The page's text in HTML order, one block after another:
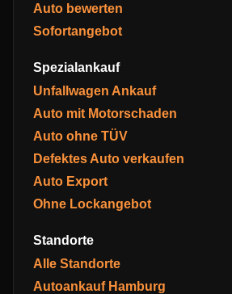
Auto bewerten
Sofortangebot
Spezialankauf
Unfallwagen Ankauf
Auto mit Motorschaden
Auto ohne TÜV
Defektes Auto verkaufen
Auto Export
Ohne Lockangebot
Standorte
Alle Standorte
Autoankauf Hamburg